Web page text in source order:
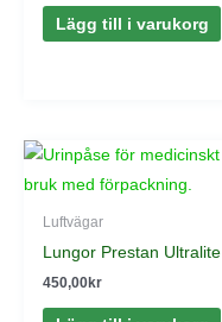
Lägg till i varukorg
Luftvägar
Lungor Prestan Ultralite
450,00kr